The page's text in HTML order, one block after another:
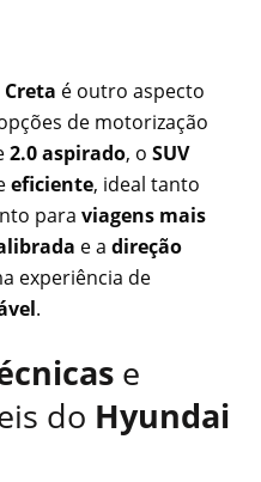
é outro aspecto
de motorização
2.0 aspirado, o SUV
eficiente, ideal tanto
para viagens mais
e a direção
experiência de
.
e
do Hyundai